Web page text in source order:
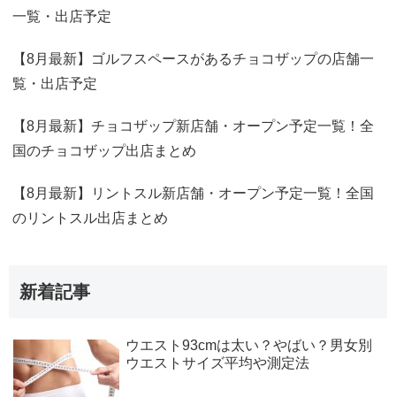
一覧・出店予定
【8月最新】ゴルフスペースがあるチョコザップの店舗一
覧・出店予定
【8月最新】チョコザップ新店舗・オープン予定一覧！全
国のチョコザップ出店まとめ
【8月最新】リントスル新店舗・オープン予定一覧！全国
のリントスル出店まとめ
新着記事
ウエスト93cmは太い？やばい？男女別
ウエストサイズ平均や測定法